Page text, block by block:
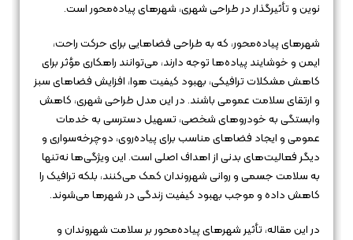
نوین و تأثیرگذار در طراحی شهری، شهرهای پیاده‌محور است.
شهرهای پیاده‌محور، که به طراحی فضاهایی برای حرکت راحت،
ایمن و خوشایند پیاده‌ها توجه دارند، می‌توانند راهکاری مؤثر برای
کاهش مشکلات ترافیکی، بهبود کیفیت هوا، افزایش فضاهای سبز
و ارتقای سلامت عمومی باشند. در این مدل طراحی شهری، کاهش
وابستگی به خودروهای شخصی، تسهیل دسترسی به خدمات
عمومی و ایجاد فضاهای مناسب برای پیاده‌روی، دوچرخه‌سواری و
دیگر فعالیت‌های بدنی از اهداف اصلی است. این ویژگی‌ها نه‌تنها
به سلامت جسمی و روانی شهروندان کمک می‌کنند، بلکه ترافیک را
کاهش داده و موجب بهبود کیفیت زندگی در شهرها می‌شوند.
در این مقاله، تأثیر شهرهای پیاده‌محور بر سلامت شهروندان و